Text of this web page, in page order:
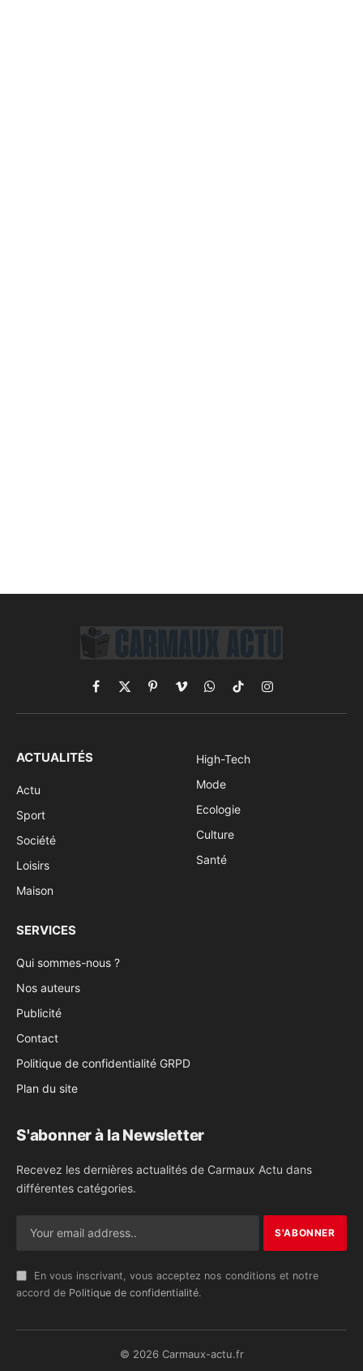
Facebook
X
(Twitter)
PinterestVimeoWhatsApp
TikTokInstagram
ACTUALITÉS
Actu
Sport
Société
Loisirs
Maison
High-Tech
Mode
Ecologie
Culture
Santé
SERVICES
Qui sommes-nous ?
Nos auteurs
Publicité
Contact
Politique de confidentialité GRPD
Plan du site
S'abonner à la Newsletter
Recevez les dernières actualités de Carmaux Actu dans
différentes catégories.
En vous inscrivant, vous acceptez nos conditions et notre
accord de Politique de confidentialité.
© 2026 Carmaux-actu.fr